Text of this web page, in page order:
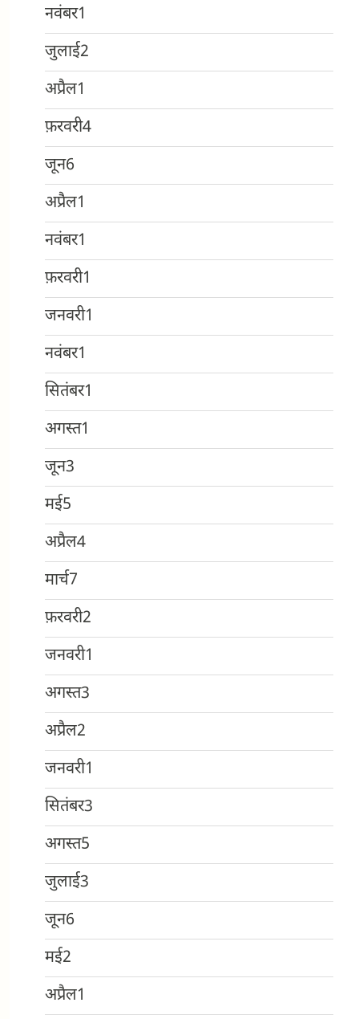
नवंबर1
जुलाई2
अप्रैल1
फ़रवरी4
जून6
अप्रैल1
नवंबर1
फ़रवरी1
जनवरी1
नवंबर1
सितंबर1
अगस्त1
जून3
मई5
अप्रैल4
मार्च7
फ़रवरी2
जनवरी1
अगस्त3
अप्रैल2
जनवरी1
सितंबर3
अगस्त5
जुलाई3
जून6
मई2
अप्रैल1